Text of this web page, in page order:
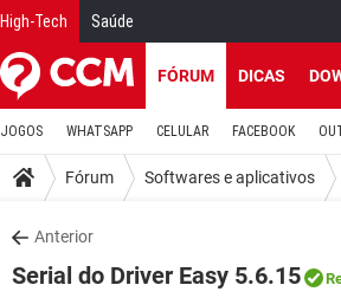
High-Tech Saúde
FÓRUM DICAS
JOGOS WHATSAPP CELULAR FACEBOOK
Fórum Softwares e aplicativos
Anterior
Serial do Driver Easy 5.6.15